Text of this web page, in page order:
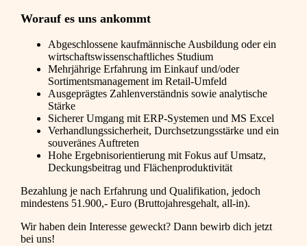
Worauf es uns ankommt
Abgeschlossene kaufmännische Ausbildung oder ein
wirtschaftswissenschaftliches Studium
Mehrjährige Erfahrung im Einkauf und/oder
Sortimentsmanagement im Retail-Umfeld
Ausgeprägtes Zahlenverständnis sowie analytische
Stärke
Sicherer Umgang mit ERP-Systemen und MS Excel
Verhandlungssicherheit, Durchsetzungsstärke und ein
souveränes Auftreten
Hohe Ergebnisorientierung mit Fokus auf Umsatz,
Deckungsbeitrag und Flächenproduktivität
Bezahlung je nach Erfahrung und Qualifikation, jedoch
mindestens 51.900,- Euro (Bruttojahresgehalt, all-in).
Wir haben dein Interesse geweckt? Dann bewirb dich jetzt
bei uns!